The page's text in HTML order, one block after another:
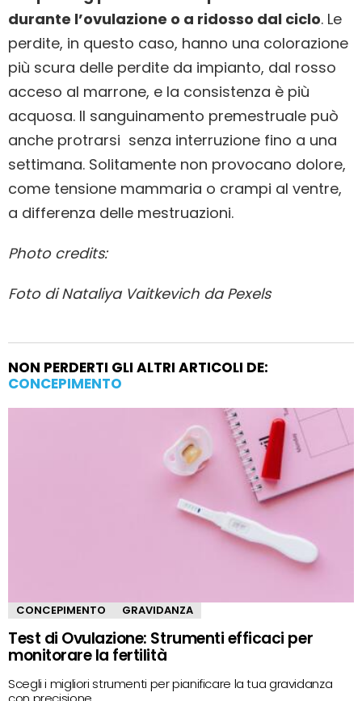
durante l’ovulazione o a ridosso dal ciclo. Le
perdite, in questo caso, hanno una colorazione
più scura delle perdite da impianto, dal rosso
acceso al marrone, e la consistenza è più
acquosa. Il sanguinamento premestruale può
anche protrarsi senza interruzione fino a una
settimana. Solitamente non provocano dolore,
come tensione mammaria o crampi al ventre,
a differenza delle mestruazioni.
Photo credits:
Foto di Nataliya Vaitkevich da Pexels
NON PERDERTI GLI ALTRI ARTICOLI DE:
CONCEPIMENTO
CONCEPIMENTO GRAVIDANZA
Test di Ovulazione: Strumenti efficaci per
monitorare la fertilità
Scegli i migliori strumenti per pianificare la tua gravidanza